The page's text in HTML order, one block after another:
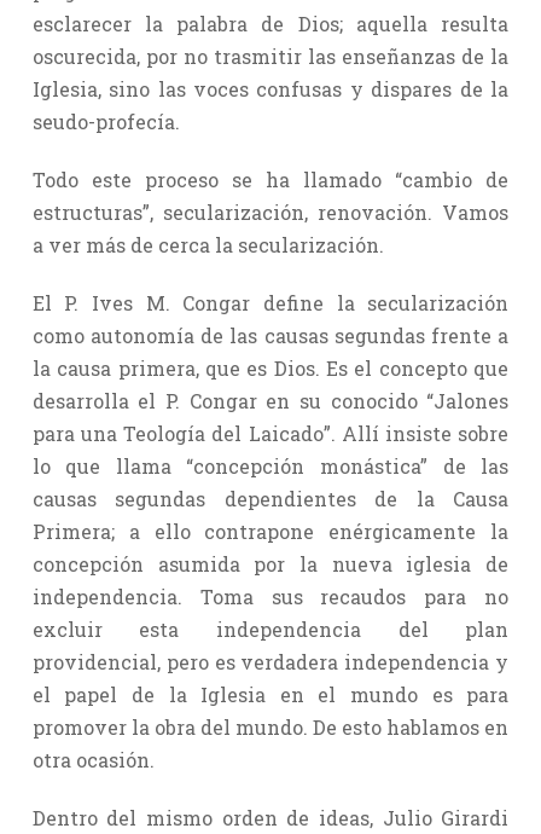
esclarecer la palabra de Dios; aquella resulta
oscurecida, por no trasmitir las enseñanzas de la
Iglesia, sino las voces confusas y dispares de la
seudo-profecía.
Todo este proceso se ha llamado “cambio de
estructuras”, secularización, renovación. Vamos
a ver más de cerca la secularización.
El P. Ives M. Congar define la secularización
como autonomía de las causas segundas frente a
la causa primera, que es Dios. Es el concepto que
desarrolla el P. Congar en su conocido “Jalones
para una Teología del Laicado”. Allí insiste sobre
lo que llama “concepción monástica” de las
causas segundas dependientes de la Causa
Primera; a ello contrapone enérgicamente la
concepción asumida por la nueva iglesia de
independencia. Toma sus recaudos para no
excluir esta independencia del plan
providencial, pero es verdadera independencia y
el papel de la Iglesia en el mundo es para
promover la obra del mundo. De esto hablamos en
otra ocasión.
Dentro del mismo orden de ideas, Julio Girardi